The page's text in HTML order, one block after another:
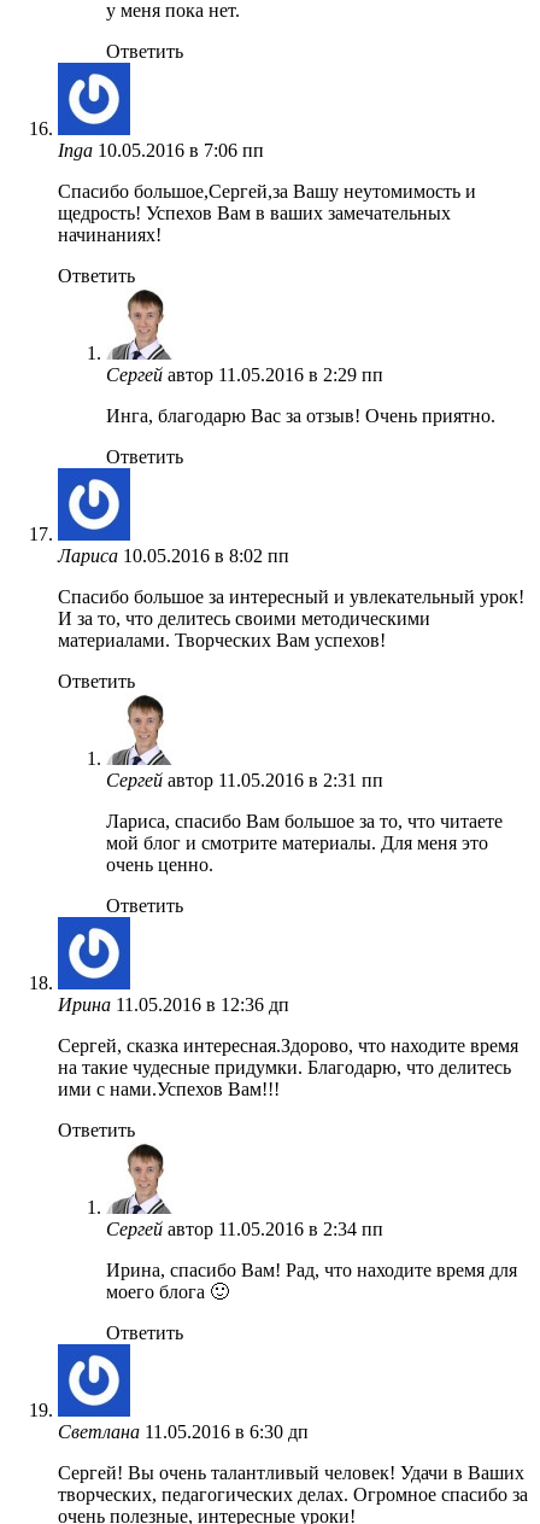
у меня пока нет.
Ответить
Inga 10.05.2016 в 7:06 пп
Спасибо большое,Сергей,за Вашу неутомимость и
щедрость! Успехов Вам в ваших замечательных
начинаниях!
Ответить
Сергей автор 11.05.2016 в 2:29 пп
Инга, благодарю Вас за отзыв! Очень приятно.
Ответить
Лариса 10.05.2016 в 8:02 пп
Спасибо большое за интересный и увлекательный урок!
И за то, что делитесь своими методическими
материалами. Творческих Вам успехов!
Ответить
Сергей автор 11.05.2016 в 2:31 пп
Лариса, спасибо Вам большое за то, что читаете
мой блог и смотрите материалы. Для меня это
очень ценно.
Ответить
Ирина 11.05.2016 в 12:36 дп
Сергей, сказка интересная.Здорово, что находите время
на такие чудесные придумки. Благодарю, что делитесь
ими с нами.Успехов Вам!!!
Ответить
Сергей автор 11.05.2016 в 2:34 пп
Ирина, спасибо Вам! Рад, что находите время для
моего блога 🙂
Ответить
Светлана 11.05.2016 в 6:30 дп
Сергей! Вы очень талантливый человек! Удачи в Ваших
творческих, педагогических делах. Огромное спасибо за
очень полезные, интересные уроки!